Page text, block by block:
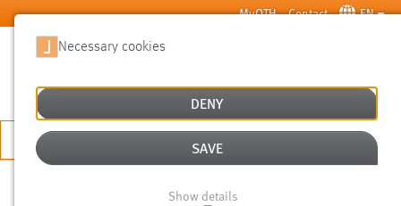
Skip to main content MyOTH Contact EN
APPLY NOW
Necessary cookies
DENY
SAVE
Show details